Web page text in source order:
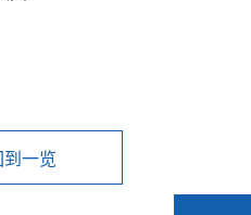
到一览